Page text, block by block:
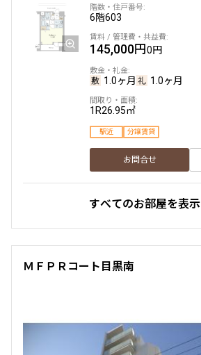
6階603
145,000円0円
1.0ヶ月 1.0ヶ月
1R26.95㎡
駅近 分譲賃貸
お問合せ
すべてのお部屋を表示
ＭＦＰＲコート目黒南